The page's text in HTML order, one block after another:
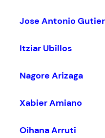
Jose Antonio
Itziar Ubillos
Nagore Arizaga
Xabier Amiano
Oihana Arruti